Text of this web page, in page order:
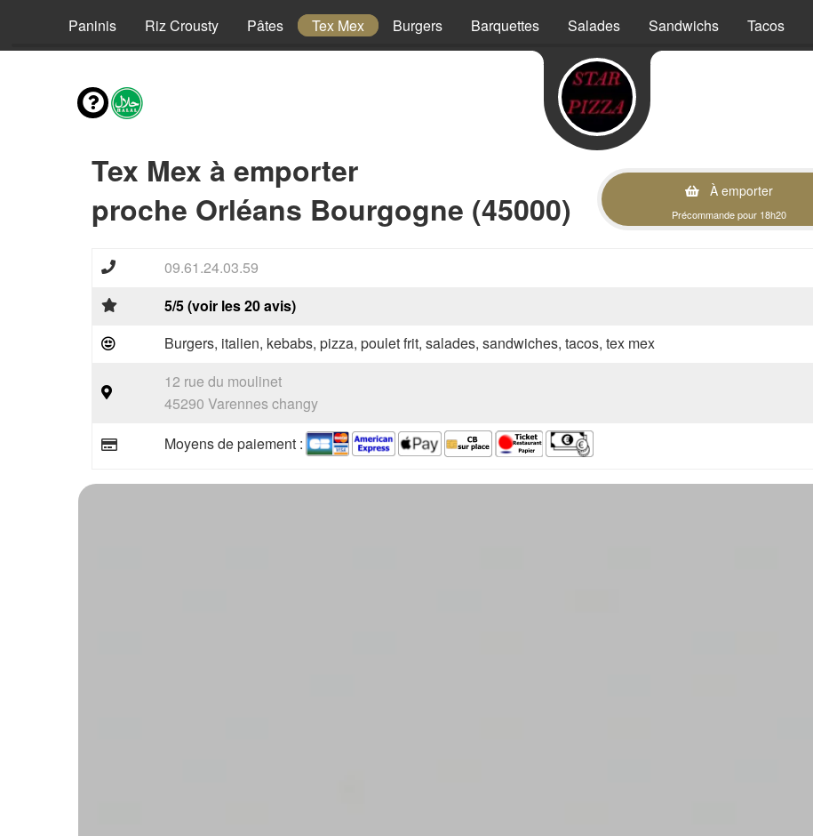
Paninis Riz Crousty Pâtes Tex Mex Burgers Barquettes Salades Sandwichs Tacos
Tex Mex à emporter
proche Orléans Bourgogne (45000)
À emporter
Précommande pour 18h20
09.61.24.03.59
5/5 (voir les 20 avis)
Burgers, italien, kebabs, pizza, poulet frit, salades, sandwiches, tacos, tex mex
12 rue du moulinet
45290 Varennes changy
Moyens de paiement :